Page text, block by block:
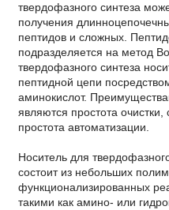
твердофазного синтеза
получения
пептидов и сложных.
подразделяется на метод
твердофазного синтеза
пептидной цепи
аминокислот.
являются простота
простота автоматизации.
Носитель для
состоит из небольших
функционализированных
такими как амино- или